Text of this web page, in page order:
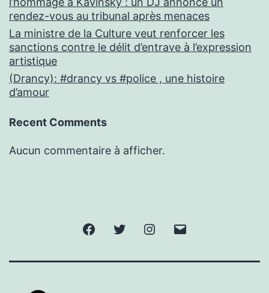
rendez-vous au tribunal après menaces
La ministre de la Culture veut renforcer les
sanctions contre le délit d’entrave à l’expression
artistique
(Drancy): #drancy vs #police , une histoire
d’amour
Recent Comments
Aucun commentaire à afficher.
FacebookTwitter Instagram